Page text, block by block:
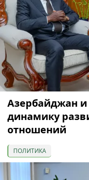
Азербайджан и
динамику
отношений
ПОЛИТИКА